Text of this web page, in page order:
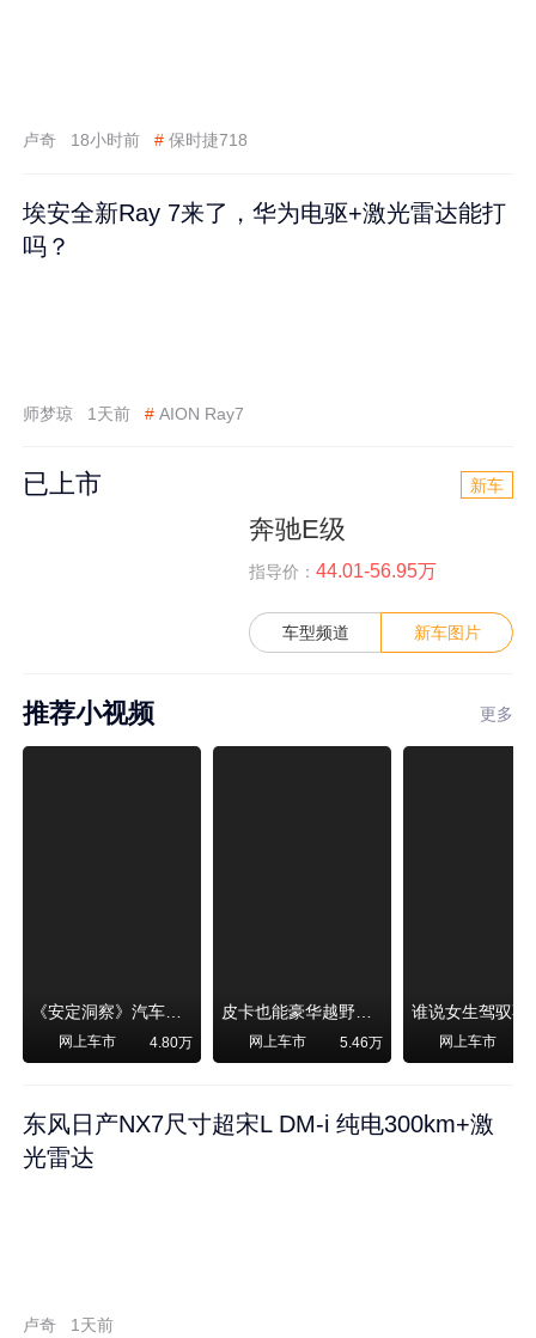
卢奇 18小时前 # 保时捷718
埃安全新Ray 7来了，华为电驱+激光雷达能打
吗？
师梦琼 1天前 # AION Ray7
已上市 新车
奔驰E级
指导价： 44.01-56.95万
车型频道 新车图片
推荐小视频 更多
《安定洞察》汽车烧不烧油，和石油安全无关！
网上车市 4.80万
皮卡也能豪华越野！纵横F700上市，限时卖29.99万起
网上车市 5.46万 网上车市
东风日产NX7尺寸超宋L DM-i 纯电300km+激
光雷达
卢奇 1天前